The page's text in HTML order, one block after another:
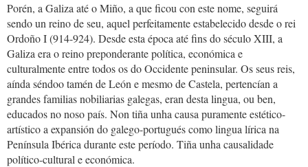
Porén, a Galiza até o Miño, a que ficou con este nome, seguirá
sendo un reino de seu, aquel perfeitamente estabelecido desde o rei
Ordoño I (914-924). Desde esta época até fins do século XIII, a
Galiza era o reino preponderante política, económica e
culturalmente entre todos os do Occidente peninsular. Os seus reis,
aínda séndoo tamén de León e mesmo de Castela, pertencían a
grandes familias nobiliarias galegas, eran desta lingua, ou ben,
educados no noso país. Non tiña unha causa puramente estético-
artístico a expansión do galego-portugués como lingua lírica na
Península Ibérica durante este período. Tiña unha causalidade
político-cultural e económica.